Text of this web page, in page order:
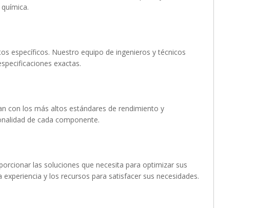
específicos. Nuestro equipo de ingenieros y técnicos
exactas.
con los más altos estándares de rendimiento y
de cada componente.
las soluciones que necesita para optimizar sus
y los recursos para satisfacer sus necesidades.